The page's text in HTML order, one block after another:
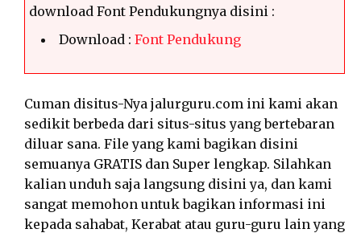
download Font Pendukungnya disini :
Download : Font Pendukung
Cuman disitus-Nya jalurguru.com ini kami akan
sedikit berbeda dari situs-situs yang bertebaran
diluar sana. File yang kami bagikan disini
semuanya GRATIS dan Super lengkap. Silahkan
kalian unduh saja langsung disini ya, dan kami
sangat memohon untuk bagikan informasi ini
kepada sahabat, Kerabat atau guru-guru lain yang